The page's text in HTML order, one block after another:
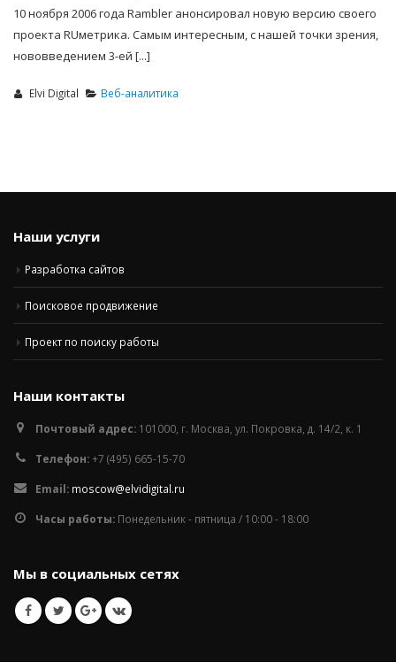
10 ноября 2006 года Rambler анонсировал новую версию своего
проекта RUметрика. Самым интересным, с нашей точки зрения,
нововведением 3-ей [...]
Elvi Digital Веб-аналитика
Наши услуги
Разработка сайтов
Поисковое продвижение
Проект по поиску работы
Наши контакты
Почтовый адрес: 101000, г. Москва, ул. Покровка, д. 14/2, к. 1
Телефон:+7 (495) 665-15-70
Email: moscow@elvidigital.ru
Часы работы: Понедельник - пятница / 10:00 - 18:00
Мы в социальных сетях